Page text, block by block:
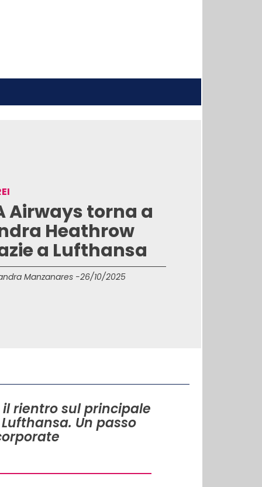
Airways torna a
Heathrow
a Lufthansa
Manzanares -26/10/2025
rientro sul principale
Un passo